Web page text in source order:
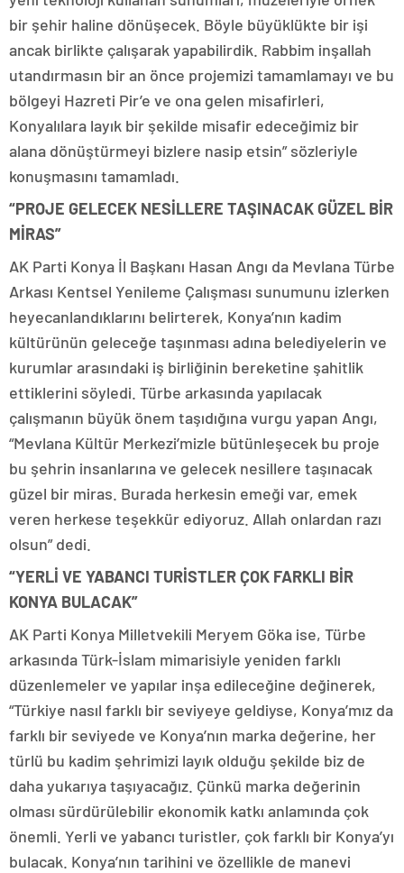
bir şehir haline dönüşecek. Böyle büyüklükte bir işi
ancak birlikte çalışarak yapabilirdik. Rabbim inşallah
utandırmasın bir an önce projemizi tamamlamayı ve bu
bölgeyi Hazreti Pir’e ve ona gelen misafirleri,
Konyalılara layık bir şekilde misafir edeceğimiz bir
alana dönüştürmeyi bizlere nasip etsin” sözleriyle
konuşmasını tamamladı.
“PROJE GELECEK NESİLLERE TAŞINACAK GÜZEL BİR
MİRAS”
AK Parti Konya İl Başkanı Hasan Angı da Mevlana Türbe
Arkası Kentsel Yenileme Çalışması sunumunu izlerken
heyecanlandıklarını belirterek, Konya’nın kadim
kültürünün geleceğe taşınması adına belediyelerin ve
kurumlar arasındaki iş birliğinin bereketine şahitlik
ettiklerini söyledi. Türbe arkasında yapılacak
çalışmanın büyük önem taşıdığına vurgu yapan Angı,
“Mevlana Kültür Merkezi’mizle bütünleşecek bu proje
bu şehrin insanlarına ve gelecek nesillere taşınacak
güzel bir miras. Burada herkesin emeği var, emek
veren herkese teşekkür ediyoruz. Allah onlardan razı
olsun” dedi.
“YERLİ VE YABANCI TURİSTLER ÇOK FARKLI BİR
KONYA BULACAK”
AK Parti Konya Milletvekili Meryem Göka ise, Türbe
arkasında Türk-İslam mimarisiyle yeniden farklı
düzenlemeler ve yapılar inşa edileceğine değinerek,
“Türkiye nasıl farklı bir seviyeye geldiyse, Konya’mız da
farklı bir seviyede ve Konya’nın marka değerine, her
türlü bu kadim şehrimizi layık olduğu şekilde biz de
daha yukarıya taşıyacağız. Çünkü marka değerinin
olması sürdürülebilir ekonomik katkı anlamında çok
önemli. Yerli ve yabancı turistler, çok farklı bir Konya’yı
bulacak. Konya’nın tarihini ve özellikle de manevi